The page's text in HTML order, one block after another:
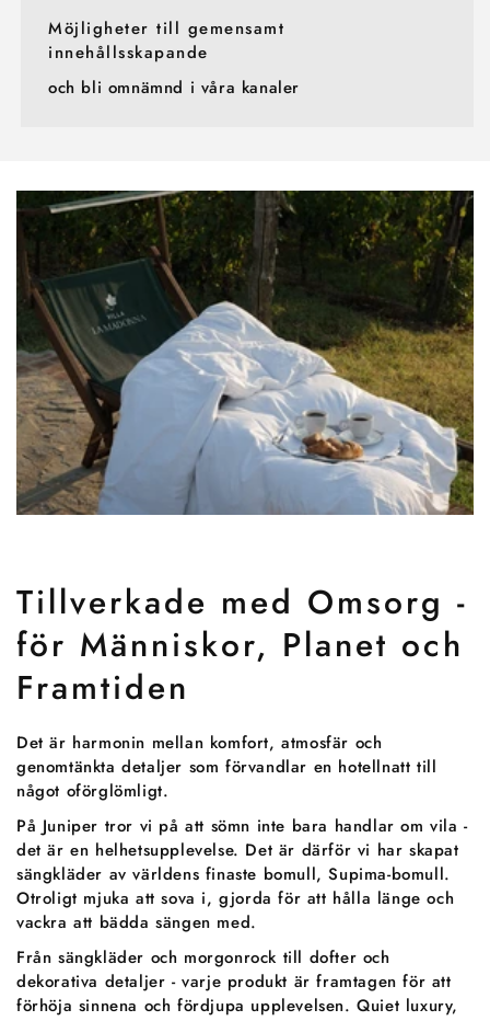
Möjligheter till gemensamt
innehållsskapande
och bli omnämnd i våra kanaler
Tillverkade med Omsorg -
för Människor, Planet och
Framtiden
Det är harmonin mellan komfort, atmosfär och
genomtänkta detaljer som förvandlar en hotellnatt till
något oförglömligt.
På Juniper tror vi på att sömn inte bara handlar om vila -
det är en helhetsupplevelse. Det är därför vi har skapat
sängkläder av världens finaste bomull, Supima-bomull.
Otroligt mjuka att sova i, gjorda för att hålla länge och
vackra att bädda sängen med.
Från sängkläder och morgonrock till dofter och
dekorativa detaljer - varje produkt är framtagen för att
förhöja sinnena och fördjupa upplevelsen. Quiet luxury,